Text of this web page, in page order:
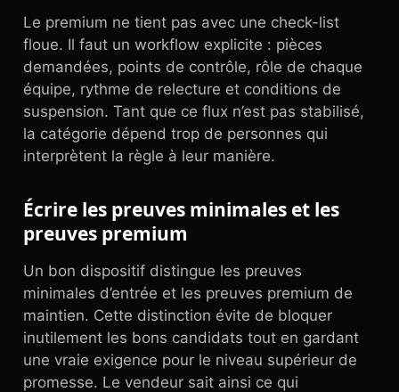
Le premium ne tient pas avec une check-list
floue. Il faut un workflow explicite : pièces
demandées, points de contrôle, rôle de chaque
équipe, rythme de relecture et conditions de
suspension. Tant que ce flux n’est pas stabilisé,
la catégorie dépend trop de personnes qui
interprètent la règle à leur manière.
Écrire les preuves minimales et les
preuves premium
Un bon dispositif distingue les preuves
minimales d’entrée et les preuves premium de
maintien. Cette distinction évite de bloquer
inutilement les bons candidats tout en gardant
une vraie exigence pour le niveau supérieur de
promesse. Le vendeur sait ainsi ce qui